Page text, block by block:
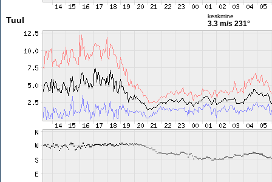
Tuul keskmine
3.3 m/s 231°